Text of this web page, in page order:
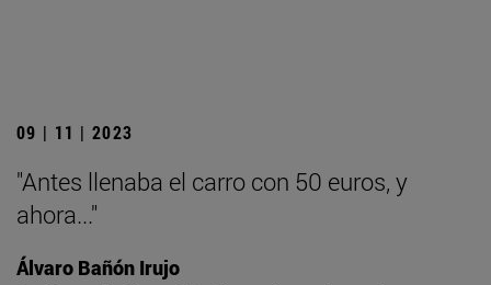
09 | 11 | 2023
"Antes llenaba el carro con 50 euros, y
ahora..."
Álvaro Bañón Irujo